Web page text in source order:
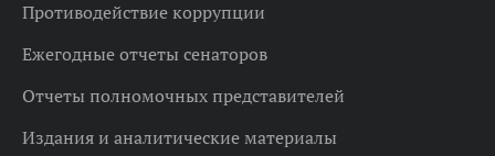
Противодействие коррупции
Ежегодные отчеты сенаторов
Отчеты полномочных представителей
Издания и аналитические материалы